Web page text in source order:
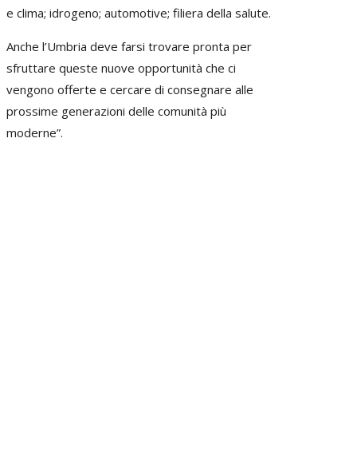
e clima; idrogeno; automotive; filiera della salute.
Anche l’Umbria deve farsi trovare pronta per
sfruttare queste nuove opportunità che ci
vengono offerte e cercare di consegnare alle
prossime generazioni delle comunità più
moderne”.